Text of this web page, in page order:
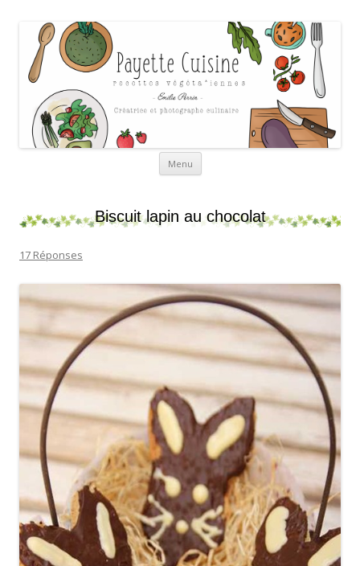
Payette cuisine
Menu Aller au contenu
Biscuit lapin au chocolat
17 Réponses